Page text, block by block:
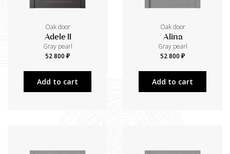
Oak door
Adele II
Gray pearl
52 800 ₽
Add to cart
Oak door
Alina
Gray pearl
52 800 ₽
Add to cart